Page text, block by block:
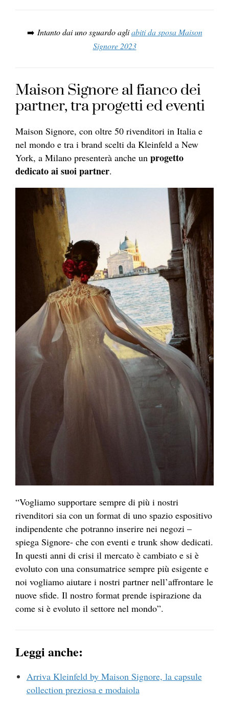
➡️ Intanto dai uno sguardo agliabiti da sposa Maison
Signore 2023
Maison Signore al fianco dei
partner, tra progetti ed eventi
Maison Signore, con oltre 50 rivenditori in Italia e
nel mondo e tra i brand scelti da Kleinfeld a New
York, a Milano presenterà anche un progetto
dedicato ai suoi partner.
“Vogliamo supportare sempre di più i nostri
rivenditori sia con un format di uno spazio espositivo
indipendente che potranno inserire nei negozi –
spiega Signore- che con eventi e trunk show dedicati.
In questi anni di crisi il mercato è cambiato e si è
evoluto con una consumatrice sempre più esigente e
noi vogliamo aiutare i nostri partner nell’affrontare le
nuove sfide. Il nostro format prende ispirazione da
come si è evoluto il settore nel mondo”.
Leggi anche:
Arriva Kleinfeld by Maison Signore, la capsule
collection preziosa e modaiola